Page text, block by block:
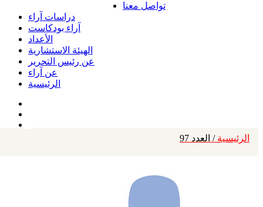
تواصل معنا
دراسات آراء
آراء بودكاست
الأعداد
الهيئة الاستشارية
عن رئيس التحرير
عن آراء
الرئيسية
الرئيسية / العدد 97